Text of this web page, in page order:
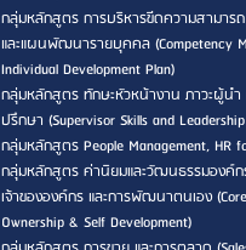
กลุ่มหลักสูตร การบริหารขีดความสามา
และแผนพัฒนารายบุคคล (Competency
Individual Development Plan)
กลุ่มหลักสูตร ทักษะหัวหน้างาน ภาวะผู้นำ
ปรึกษา (Supervisor Skills and
กลุ่มหลักสูตร People Management, HR
กลุ่มหลักสูตร ค่านิยมและวัฒนธรรมองค์
เจ้าขององค์กร และการพัฒนาตนเอง
Ownership & Self Development)